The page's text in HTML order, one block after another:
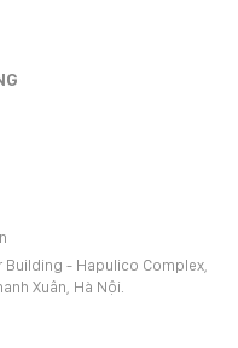
Building - Hapulico Complex,
Xuân, Hà Nội.